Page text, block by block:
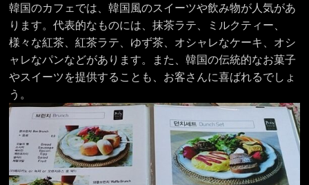
韓国のカフェでは、韓国風のスイーツや飲み物が人気があ
ります。代表的なものには、抹茶ラテ、ミルクティー、
様々な紅茶、紅茶ラテ、ゆず茶、オシャレなケーキ、オシ
ャレなパンなどがあります。また、韓国の伝統的なお菓子
やスイーツを提供することも、お客さんに喜ばれるでしょ
う。